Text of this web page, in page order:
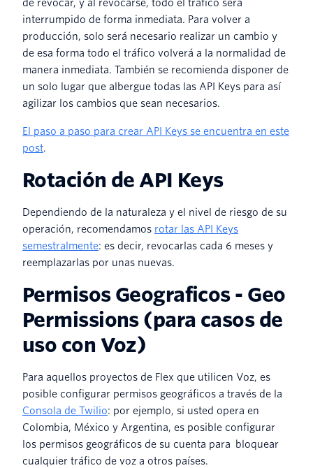
de revocar, y al revocarse, todo el tráfico será
interrumpido de forma inmediata. Para volver a
producción, solo será necesario realizar un cambio y
de esa forma todo el tráfico volverá a la normalidad de
manera inmediata. También se recomienda disponer de
un solo lugar que albergue todas las API Keys para así
agilizar los cambios que sean necesarios.
El paso a paso para crear API Keys se encuentra en este
post.
Rotación de API Keys
Dependiendo de la naturaleza y el nivel de riesgo de su
operación, recomendamos rotar las API Keys
semestralmente: es decir, revocarlas cada 6 meses y
reemplazarlas por unas nuevas.
Permisos Geograficos - Geo
Permissions (para casos de
uso con Voz)
Para aquellos proyectos de Flex que utilicen Voz, es
posible configurar permisos geográficos a través de la
Consola de Twilio: por ejemplo, si usted opera en
Colombia, México y Argentina, es posible configurar
los permisos geográficos de su cuenta para bloquear
cualquier tráfico de voz a otros países.